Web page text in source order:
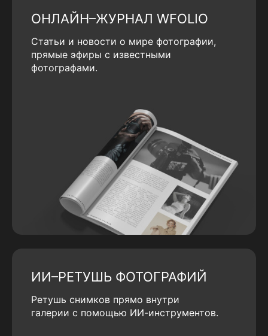
ОНЛАЙН–ЖУРНАЛ WFOLIO
Статьи и новости о мире фотографии,
прямые эфиры с известными
фотографами.
ИИ–РЕТУШЬ ФОТОГРАФИЙ
Ретушь снимков прямо внутри
галерии с помощью ИИ-инструментов.